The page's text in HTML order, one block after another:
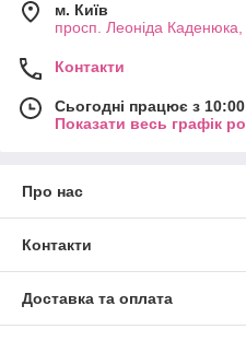
м. Київ
просп. Леоніда Каденюка,
Контакти
Сьогодні працює з
Показати весь графік
Про нас
Контакти
Доставка та оплата